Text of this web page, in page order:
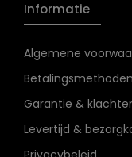
Informatie
Algemene
Betalingsmethoden
Garantie &
Levertijd &